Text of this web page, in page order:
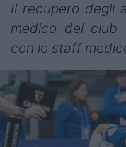
Il recupero degli
medico dei club
con lo staff